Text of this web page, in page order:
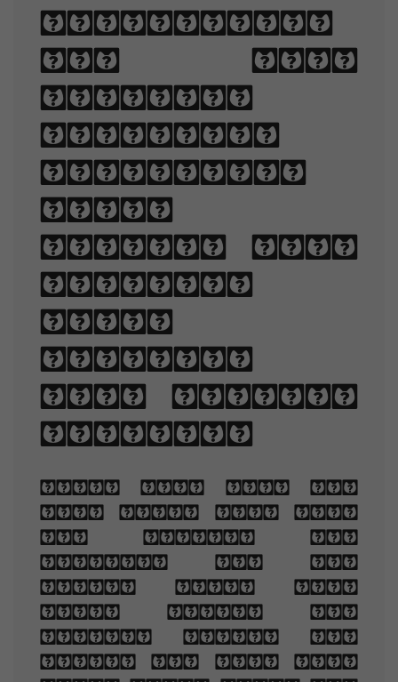
arrangement
of type
involves
selecting
typefaces,
point
sizes, line
lengths,
line-
spacing,
and letter-
spacing.
When you are old
and grey and full
of sleep, And
nodding by the
fire, take down
this book, And
slowly read, and
dream of the soft